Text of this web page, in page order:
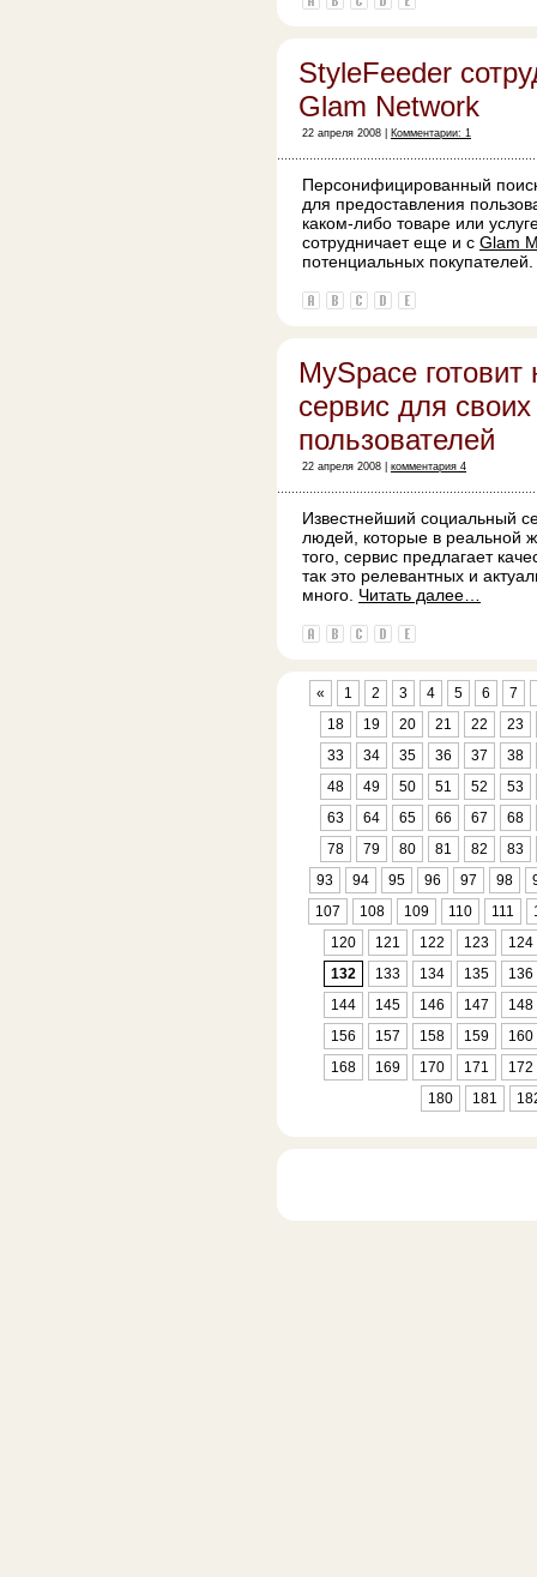
StyleFeeder
Glam Network
22 апреля 2008 | Комментарии: 1
Персонифицированный
для предоставления
каком-либо товаре или
сотрудничает еще и с Glam
потенциальных покупателей.
MySpace готовит
сервис для своих
пользователей
22 апреля 2008 | комментария 4
Известнейший социальный
людей, которые в реальной
того, сервис предлагает
так это релевантных и
много. Читать далее…
« 1 2 3 4 5 6 7
18
19 20 21 22
23
33
34 35 36 37
38
48
49 50 51 52
53
63
64 65 66 67
68
78
79 80 81 82
83
93
94 95 96 97 98
107
108 109 110 111
120
121 122 123
124
132
133 134 135
136
144
145 146 147
148
156
157 158 159
160
168
169 170 171
172
180
181